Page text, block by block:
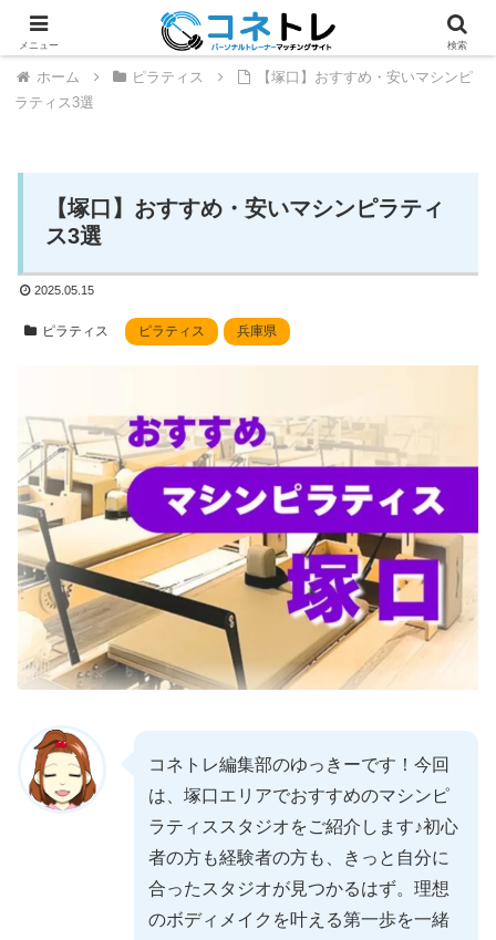
ホーム ピラティス
【塚口】おすすめ・安いマシンピ
ラティス3選
【塚口】おすすめ・安いマシンピラティ
ス3選
2025.05.15
ピラティス ピラティス 兵庫県
コネトレ編集部のゆっきーです！今回
は、塚口エリアでおすすめのマシンピ
ラティススタジオをご紹介します♪初心
者の方も経験者の方も、きっと自分に
合ったスタジオが見つかるはず。理想
のボディメイクを叶える第一歩を一緒
メニュー 検索